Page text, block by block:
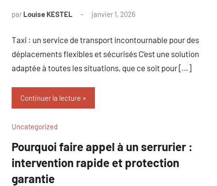
par Louise KESTEL janvier 1, 2026
Taxi : un service de transport incontournable pour des
déplacements flexibles et sécurisés C’est une solution
adaptée à toutes les situations, que ce soit pour […]
Continuer la lecture
Uncategorized
Pourquoi faire appel à un serrurier :
intervention rapide et protection
garantie